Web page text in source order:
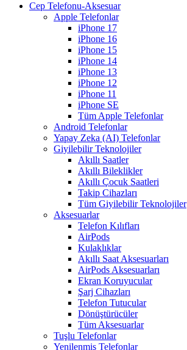
Cep Telefonu-Aksesuar
Apple Telefonlar
iPhone 17
iPhone 16
iPhone 15
iPhone 14
iPhone 13
iPhone 12
iPhone 11
iPhone SE
Tüm Apple Telefonlar
Android Telefonlar
Yapay Zeka (AI) Telefonlar
Giyilebilir Teknolojiler
Akıllı Saatler
Akıllı Bileklikler
Akıllı Çocuk Saatleri
Takip Cihazları
Tüm Giyilebilir Teknolojiler
Aksesuarlar
Telefon Kılıfları
AirPods
Kulaklıklar
Akıllı Saat Aksesuarları
AirPods Aksesuarları
Ekran Koruyucular
Şarj Cihazları
Telefon Tutucular
Dönüştürücüler
Tüm Aksesuarlar
Tuşlu Telefonlar
Yenilenmiş Telefonlar